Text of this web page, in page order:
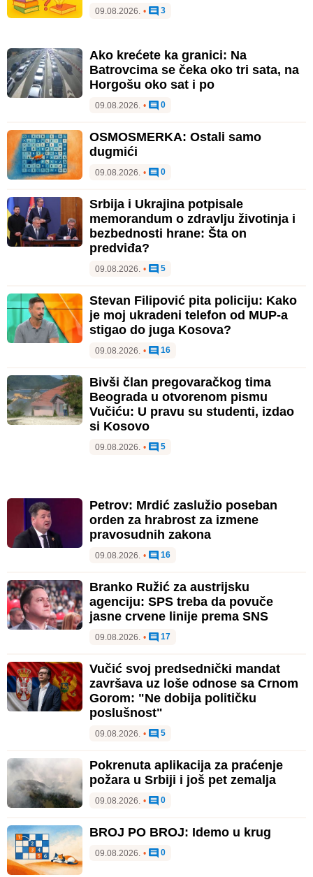
09.08.2026. • 3
Ako krećete ka granici: Na
Batrovcima se čeka oko tri sata, na
Horgošu oko sat i po
09.08.2026. • 0
OSMOSMERKA: Ostali samo
dugmići
09.08.2026. • 0
Srbija i Ukrajina potpisale
memorandum o zdravlju životinja i
bezbednosti hrane: Šta on
predviđa?
09.08.2026. • 5
Stevan Filipović pita policiju: Kako
je moj ukradeni telefon od MUP-a
stigao do juga Kosova?
09.08.2026. • 16
Bivši član pregovaračkog tima
Beograda u otvorenom pismu
Vučiću: U pravu su studenti, izdao
si Kosovo
09.08.2026. • 5
Petrov: Mrdić zaslužio poseban
orden za hrabrost za izmene
pravosudnih zakona
09.08.2026. • 16
Branko Ružić za austrijsku
agenciju: SPS treba da povuče
jasne crvene linije prema SNS
09.08.2026. • 17
Vučić svoj predsednički mandat
završava uz loše odnose sa Crnom
Gorom: "Ne dobija političku
poslušnost"
09.08.2026. • 5
Pokrenuta aplikacija za praćenje
požara u Srbiji i još pet zemalja
09.08.2026. • 0
BROJ PO BROJ: Idemo u krug
09.08.2026. • 0